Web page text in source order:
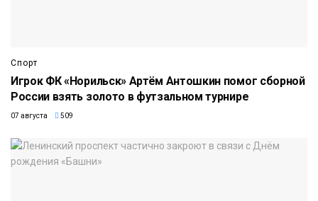
Спорт
Игрок ФК «Норильск» Артём Антошкин помог сборной
России взять золото в футзальном турнире
07 августа 509